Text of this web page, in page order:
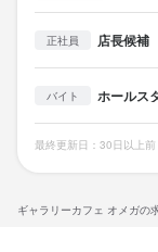
ギャラリーカフェ オメガの
正社員 店長候補
バイト ホールス
最終更新日：30日以上前